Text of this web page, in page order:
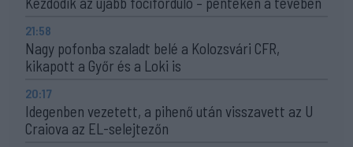
21:58
Nagy pofonba szaladt belé a Kolozsvári CFR,
kikapott a Győr és a Loki is
20:17
Idegenben vezetett, a pihenő után visszavett az U
Craiova az EL-selejtezőn